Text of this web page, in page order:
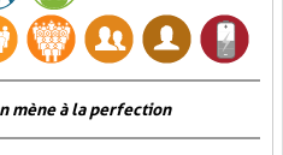
mène à la perfection